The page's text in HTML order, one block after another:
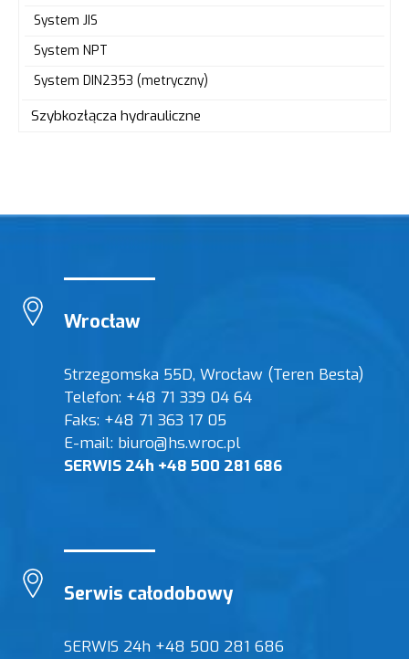
System JIS
System NPT
System DIN2353 (metryczny)
Szybkozłącza hydrauliczne
Wrocław
Strzegomska 55D, Wrocław (Teren Besta)
Telefon: +48 71 339 04 64
Faks: +48 71 363 17 05
E-mail: biuro@hs.wroc.pl
SERWIS 24h +48 500 281 686
Serwis całodobowy
SERWIS 24h +48 500 281 686